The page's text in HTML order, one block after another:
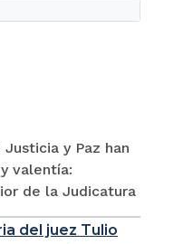
y Paz han
valentía:
de la Judicatura
del juez Tulio